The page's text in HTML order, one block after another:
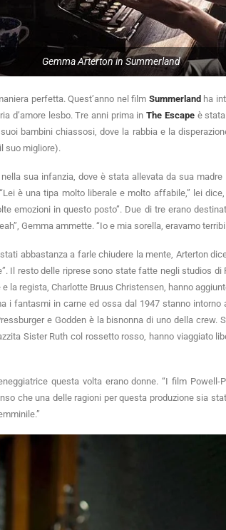
Gemma Arterton in Summerland
perfetta. Quest’anno nel film Summerland ha
d’amore lesbo. Tre anni prima inThe Escapeè stata
bambini chiassosi, dove la rabbia e la
suo migliore).
sua infanzia, dove è stata allevata da sua madre
è una tipa molto liberale e molto affabile,” lei
emozioni in questo posto”. Due di tre erano
Gemma ammette. “Io e mia sorella, eravamo
abbastanza a farle chiudere la mente, Arterton
Il resto delle riprese sono state fatte negli studios
la regista, Charlotte Bruus Christensen, hanno
i fantasmi in carne ed ossa dal 1947 stanno intorno
e Godden è la bisnonna di uno della crew.
Sister Ruth col rossetto rosso, hanno viaggiato
questa volta erano donne. “I film Powell-
che una delle ragioni per questa produzione sia